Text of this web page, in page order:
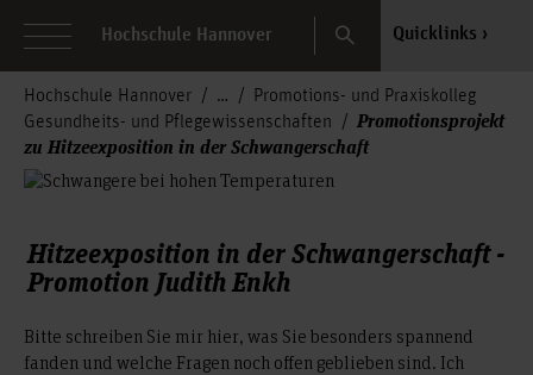
Hochschule Hannover Search Quicklinks
Hochschule Hannover
Promotions- und Praxiskolleg
Gesundheits- und Pflegewissenschaften
Promotionsprojekt
zu Hitzeexposition in der Schwangerschaft
Hitzeexposition in der Schwangerschaft -
Promotion Judith Enkh
Bitte schreiben Sie mir hier, was Sie besonders spannend
fanden und welche Fragen noch offen geblieben sind. Ich